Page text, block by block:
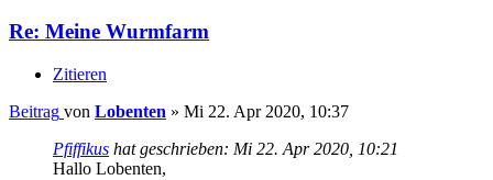
Re: Meine Wurmfarm
Zitieren
Beitrag von Lobenten » Mi 22. Apr 2020, 10:37
Pfiffikus hat geschrieben: Mi 22. Apr 2020, 10:21
Hallo Lobenten,